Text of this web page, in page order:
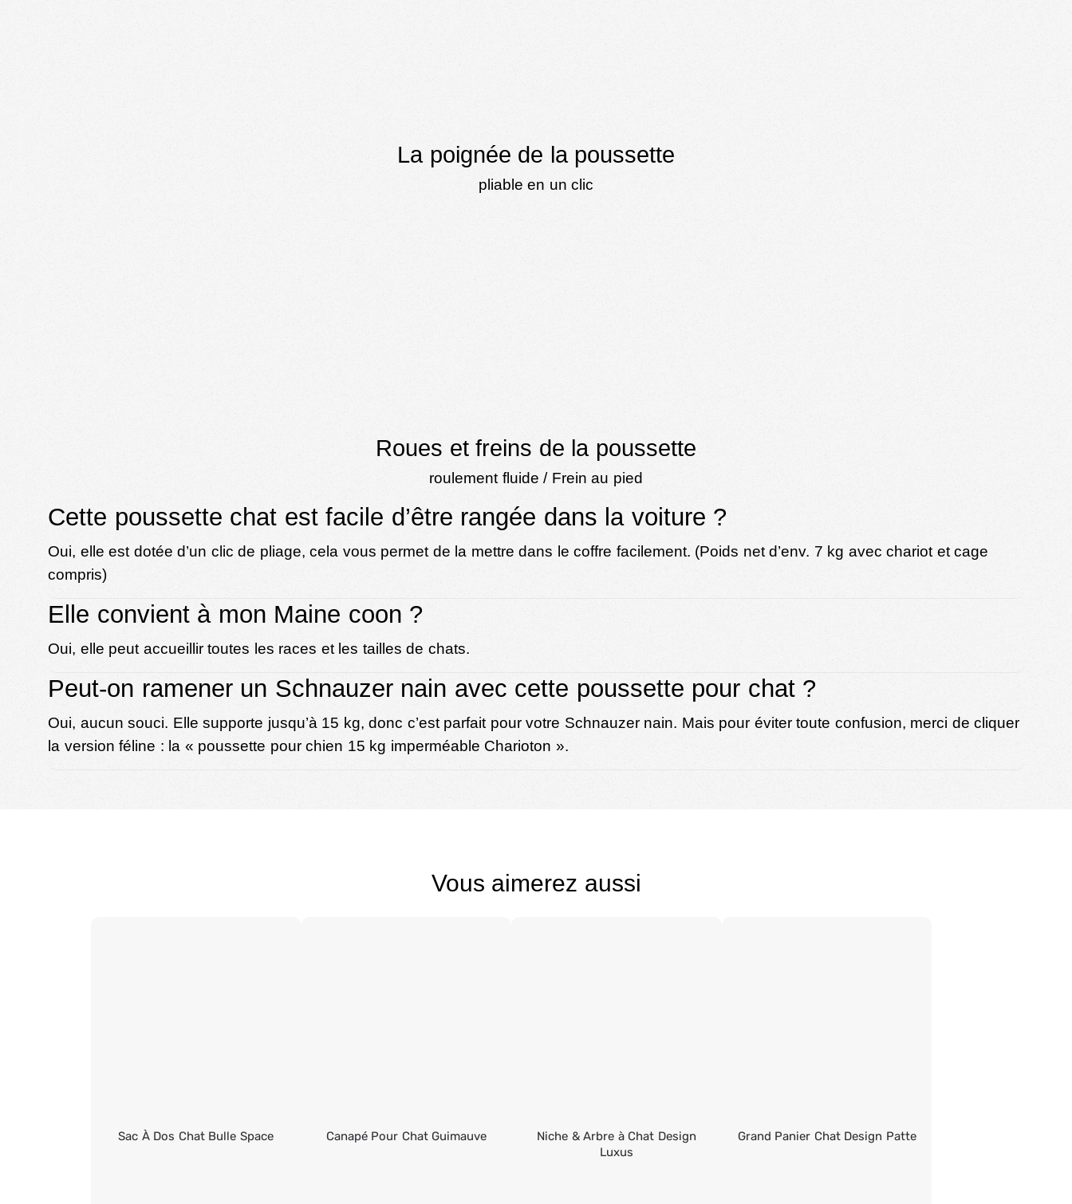
La poignée de la poussette
pliable en un clic
Roues et freins de la poussette
roulement fluide / Frein au pied
Cette poussette chat est facile d’être rangée dans la voiture ?
Oui, elle est dotée d’un clic de pliage, cela vous permet de la mettre dans le coffre facilement. (Poids net d’env. 7 kg avec chariot et cage
compris)
Elle convient à mon Maine coon ?
Oui, elle peut accueillir toutes les races et les tailles de chats.
Peut-on ramener un Schnauzer nain avec cette poussette pour chat ?
Oui, aucun souci. Elle supporte jusqu’à 15 kg, donc c’est parfait pour votre Schnauzer nain. Mais pour éviter toute confusion, merci de cliquer
la version féline : la « poussette pour chien 15 kg imperméable Charioton ».
Vous aimerez aussi
Sac À Dos Chat Bulle Space Canapé Pour Chat Guimauve
Niche & Arbre à Chat Design
Luxus
Grand Panier Chat Design Patte